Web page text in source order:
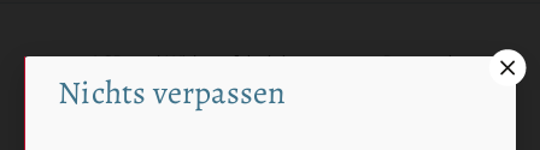
AGB und Widerrufsbelehrung Datenschutz
Barrierefreiheit
Nichts verpassen